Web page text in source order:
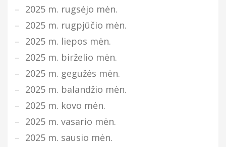
2025 m. rugsėjo mėn.
2025 m. rugpjūčio mėn.
2025 m. liepos mėn.
2025 m. birželio mėn.
2025 m. gegužės mėn.
2025 m. balandžio mėn.
2025 m. kovo mėn.
2025 m. vasario mėn.
2025 m. sausio mėn.